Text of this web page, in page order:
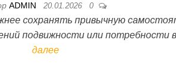
ADMIN 20.01.2026 0
сохранять привычную
подвижности или потребности
далее